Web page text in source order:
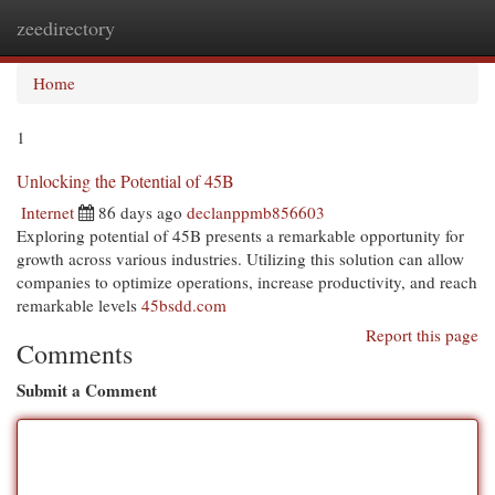
zeedirectory
Home
1
Unlocking the Potential of 45B
Internet 86 days ago declanppmb856603
Exploring potential of 45B presents a remarkable opportunity for
growth across various industries. Utilizing this solution can allow
companies to optimize operations, increase productivity, and reach
remarkable levels 45bsdd.com
Report this page
Comments
Submit a Comment